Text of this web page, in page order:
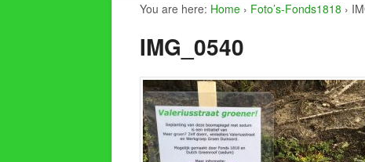
You are here: Home › Foto’s-Fonds1818 ›
IMG_0540